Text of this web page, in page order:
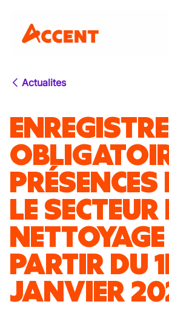
Actualites
LE SECTEUR
PARTIR DU
JANVIER